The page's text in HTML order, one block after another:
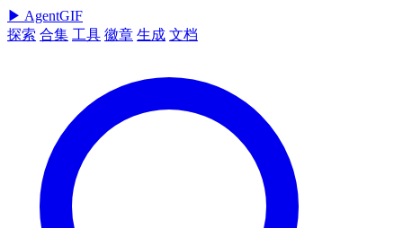
▶ AgentGIF
探索 合集 工具 徽章 生成 文档